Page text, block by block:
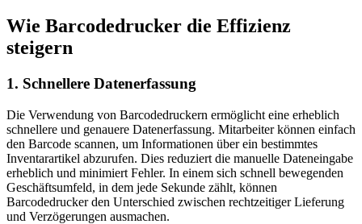
Wie Barcodedrucker die Effizienz
steigern
1. Schnellere Datenerfassung
Die Verwendung von Barcodedruckern ermöglicht eine erheblich
schnellere und genauere Datenerfassung. Mitarbeiter können einfach
den Barcode scannen, um Informationen über ein bestimmtes
Inventarartikel abzurufen. Dies reduziert die manuelle Dateneingabe
erheblich und minimiert Fehler. In einem sich schnell bewegenden
Geschäftsumfeld, in dem jede Sekunde zählt, können
Barcodedrucker den Unterschied zwischen rechtzeitiger Lieferung
und Verzögerungen ausmachen.